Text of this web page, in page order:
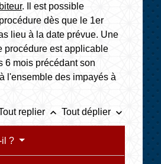
. Il est possible
dès que le 1er
lieu à la date prévue. Une
procédure est applicable
6 mois précédant son
l'ensemble des impayés à
replier keyboard_arrow_up Tout déplier keyboard_arrow_down
il ?